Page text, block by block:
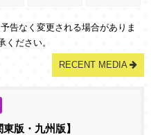
告なく変更される場合がありま
ください。
RECENT MEDIA
版・九州版】